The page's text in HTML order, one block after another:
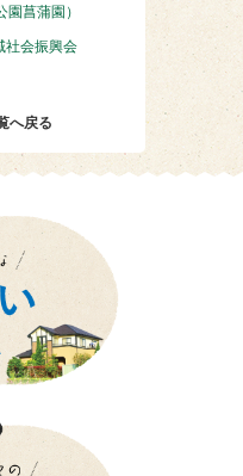
菖蒲園）
社会振興会
へ戻る